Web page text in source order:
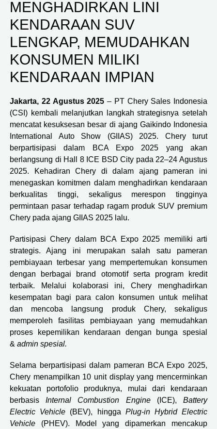
MENGHADIRKAN LINI
KENDARAAN SUV
LENGKAP, MEMUDAHKAN
KONSUMEN MILIKI
KENDARAAN IMPIAN
Jakarta, 22 Agustus 2025 – PT Chery Sales Indonesia
(CSI) kembali melanjutkan langkah strategisnya setelah
mencatat kesuksesan besar di ajang Gaikindo Indonesia
International Auto Show (GIIAS) 2025. Chery turut
berpartisipasi dalam BCA Expo 2025 yang akan
berlangsung di Hall 8 ICE BSD City pada 22–24 Agustus
2025. Kehadiran Chery di dalam ajang pameran ini
menegaskan komitmen dalam menghadirkan kendaraan
berkualitas tinggi, sekaligus merespon tingginya
permintaan pasar terhadap ragam produk SUV premium
Chery pada ajang GIIAS 2025 lalu.
Partisipasi Chery dalam BCA Expo 2025 memiliki arti
strategis. Ajang ini merupakan salah satu pameran
pembiayaan terbesar yang mempertemukan konsumen
dengan berbagai brand otomotif serta program kredit
terbaik. Melalui kolaborasi ini, Chery menghadirkan
kesempatan bagi para calon konsumen untuk melihat
dan mencoba langsung produk Chery, sekaligus
memperoleh fasilitas pembiayaan yang memudahkan
proses kepemilikan kendaraan dengan bunga spesial
& admin spesial.
Selama berpartisipasi dalam pameran BCA Expo 2025,
Chery menampilkan 10 unit display yang mencerminkan
kekuatan portofolio produknya, mulai dari kendaraan
berbasis Internal Combustion Engine(ICE),Battery
Electric Vehicle (BEV), hingga Plug-in Hybrid Electric
Vehicle (PHEV). Model yang dipamerkan mencakup